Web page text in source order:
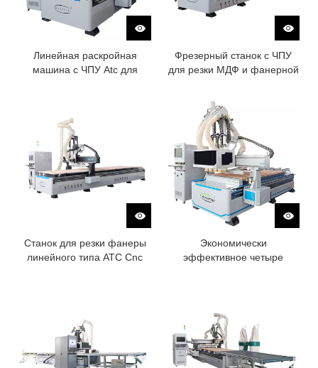
Линейная раскройная
машина с ЧПУ Atc для
Фрезерный станок с ЧПУ
для резки МДФ и фанерной
Станок для резки фанеры
линейного типа ATC Cnc
Экономически
эффективное четыре